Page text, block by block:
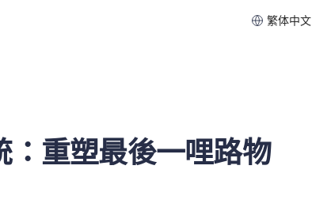
繁体中文
：重塑最後一哩路物